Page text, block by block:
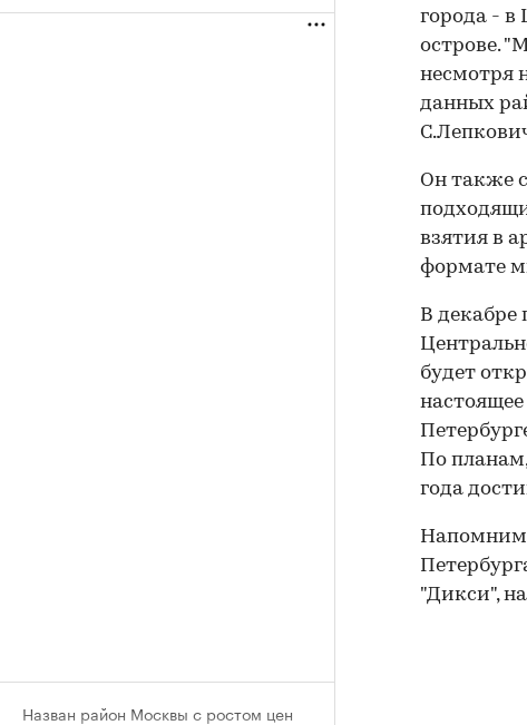
города - в
острове.
несмотря
данных
Он также
взятия в
формате
В декабре
будет
По
года
Напомним,
"Дикси",
Назван район Москвы с ростом цен